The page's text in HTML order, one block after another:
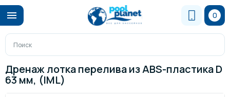
0
Дренаж лотка перелива из АВS-пластика D
63 мм, (IML)